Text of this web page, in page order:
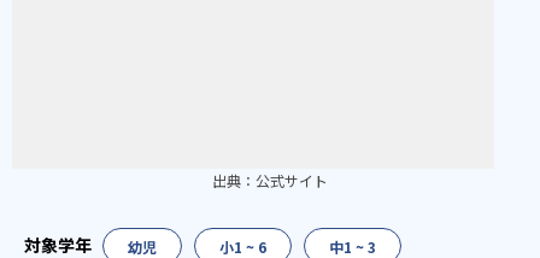
出典： 公式サイト
幼児 小1 ~ 6 中1 ~ 3